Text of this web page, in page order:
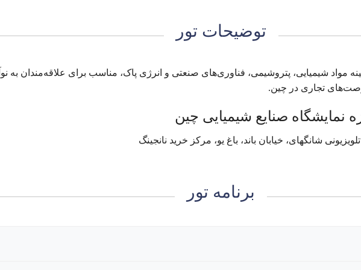
توضیحات تور
مواد شیمیایی، پتروشیمی، فناوری‌های صنعتی و انرژی پاک، مناسب برای علاقه‌مندان به
تجاری در چین.
برنامه تور